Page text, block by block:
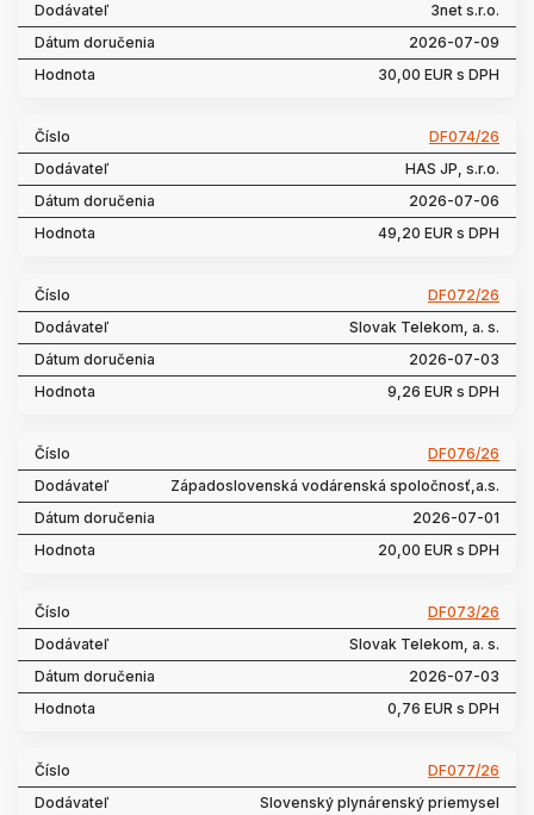
3net s.r.o.
2026-07-09
30,00 EUR s DPH
DF074/26
HAS JP, s.r.o.
2026-07-06
49,20 EUR s DPH
DF072/26
Slovak Telekom, a. s.
2026-07-03
9,26 EUR s DPH
DF076/26
Západoslovenská vodárenská spoločnosť,a.s.
2026-07-01
20,00 EUR s DPH
DF073/26
Slovak Telekom, a. s.
2026-07-03
0,76 EUR s DPH
DF077/26
Slovenský plynárenský priemysel